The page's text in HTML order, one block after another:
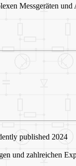
Messgeräten
published 2024
und zahlreichen